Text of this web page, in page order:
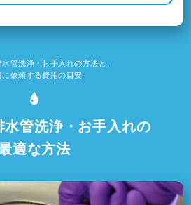
水管洗浄・お手入れの方法と、
に依頼する費用の目安
水管洗浄・お手入れの
適な方法